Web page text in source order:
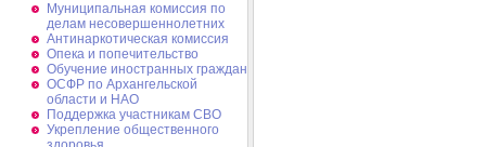
Муниципальная комиссия по
делам несовершеннолетних
Антинаркотическая комиссия
Опека и попечительство
Обучение иностранных граждан
ОСФР по Архангельской
области и НАО
Поддержка участникам СВО
Укрепление общественного